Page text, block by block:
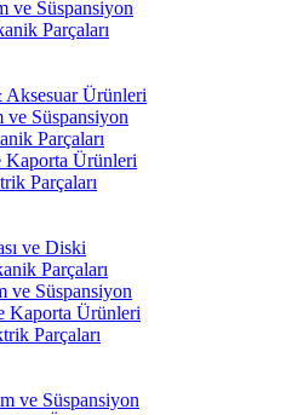
ve Süspansiyon
Parçaları
Ürünleri
ve Süspansiyon
Parçaları
Kaporta Ürünleri
Parçaları
ve Diski
Parçaları
ve Süspansiyon
Kaporta Ürünleri
Parçaları
ve Süspansiyon